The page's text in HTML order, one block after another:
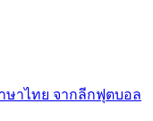
ษาไทย จากลีกฟุตบอล